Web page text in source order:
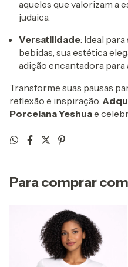
aqueles que valorizam a
judaica.
Versatilidade: Ideal
bebidas, sua estética
adição encantadora para
Transforme suas pausas
reflexão e inspiração.
Porcelana Yeshuae
Para comprar